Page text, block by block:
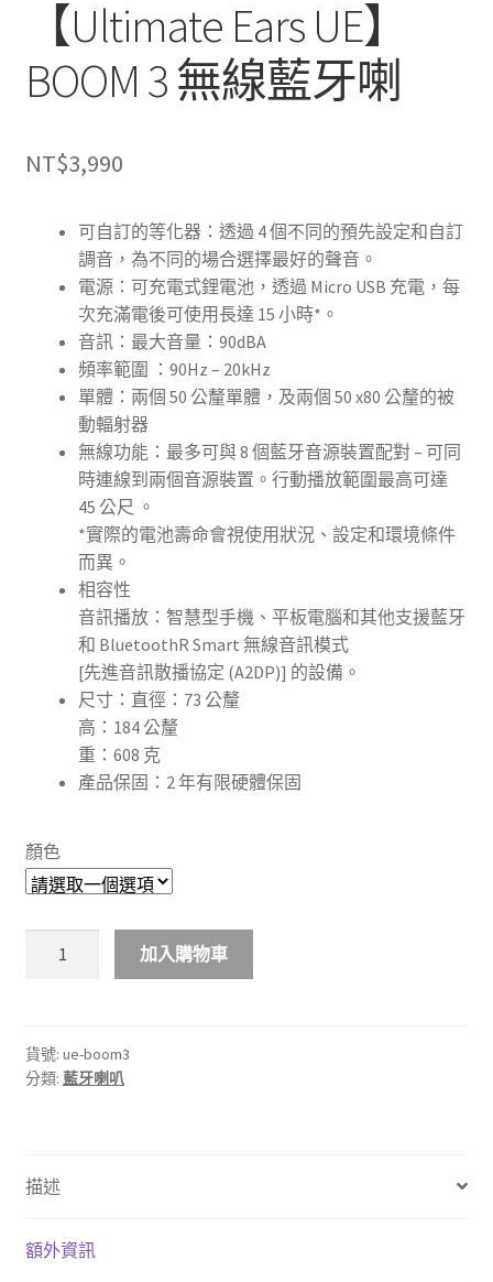
【Ultimate Ears UE】
BOOM 3 無線藍牙喇
NT$3,990
可自訂的等化器：透過 4 個不同的預先設定和自訂
調音，為不同的場合選擇最好的聲音。
電源：可充電式鋰電池，透過 Micro USB 充電，每
次充滿電後可使用長達 15 小時*。
音訊：最大音量：90dBA
頻率範圍 ：90Hz – 20kHz
單體：兩個 50 公釐單體，及兩個 50 x80 公釐的被
動輻射器
無線功能：最多可與 8 個藍牙音源裝置配對 – 可同
時連線到兩個音源裝置。行動播放範圍最高可達
45 公尺 。
*實際的電池壽命會視使用狀況、設定和環境條件
而異。
相容性
音訊播放：智慧型手機、平板電腦和其他支援藍牙
和 BluetoothR Smart 無線音訊模式
[先進音訊散播協定 (A2DP)] 的設備。
尺寸：直徑：73 公釐
高：184 公釐
重：608 克
產品保固：2 年有限硬體保固
顏色
3
無
喇
量
加入購物車
貨號: ue-boom3
分類: 藍牙喇叭
描述
額外資訊